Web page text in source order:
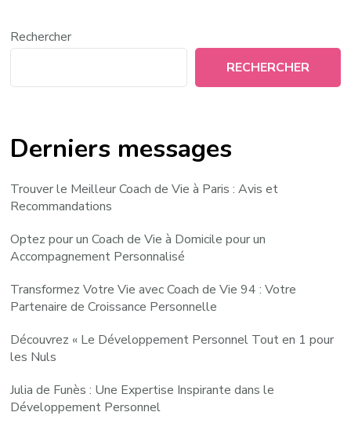
Rechercher
RECHERCHER
Derniers messages
Trouver le Meilleur Coach de Vie à Paris : Avis et
Recommandations
Optez pour un Coach de Vie à Domicile pour un
Accompagnement Personnalisé
Transformez Votre Vie avec Coach de Vie 94 : Votre
Partenaire de Croissance Personnelle
Découvrez « Le Développement Personnel Tout en 1 pour
les Nuls
Julia de Funès : Une Expertise Inspirante dans le
Développement Personnel